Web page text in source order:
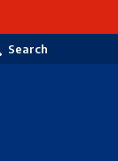
Search